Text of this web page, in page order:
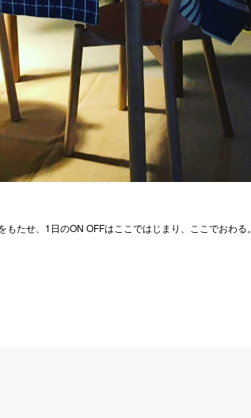
たせ、1日のON OFFはここではじまり、ここでおわる。